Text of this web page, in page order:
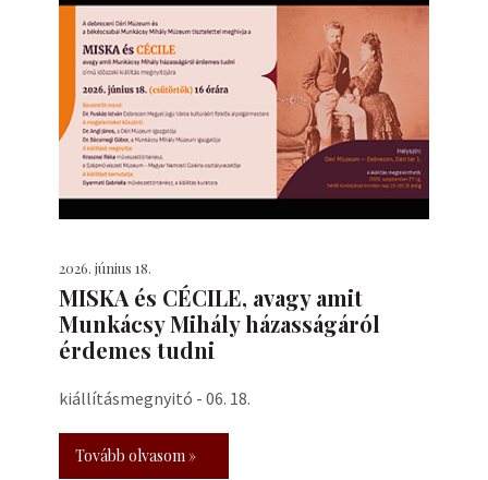
2026. június 18.
MISKA és CÉCILE, avagy amit
Munkácsy Mihály házasságáról
érdemes tudni
kiállításmegnyitó - 06. 18.
Tovább olvasom »